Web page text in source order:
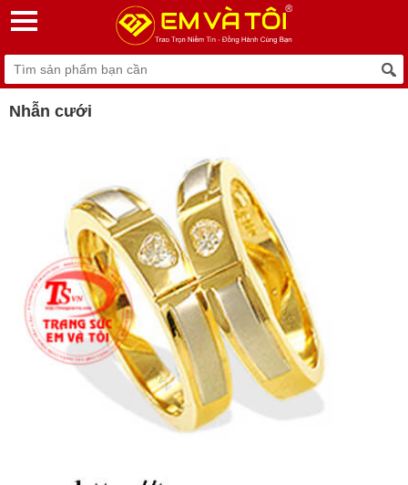
Nhẫn cưới